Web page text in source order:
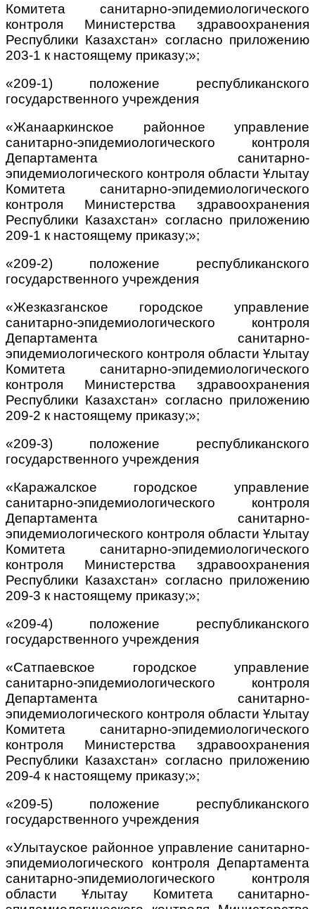
Комитета санитарно-эпидемиологического
контроля Министерства здравоохранения
Республики Казахстан» согласно приложению
203-1 к настоящему приказу;»;
«209-1) положение республиканского
государственного учреждения
«Жанааркинское районное управление
санитарно-эпидемиологического контроля
Департамента санитарно-
эпидемиологического контроля области Ұлытау
Комитета санитарно-эпидемиологического
контроля Министерства здравоохранения
Республики Казахстан» согласно приложению
209-1 к настоящему приказу;»;
«209-2) положение республиканского
государственного учреждения
«Жезказганское городское управление
санитарно-эпидемиологического контроля
Департамента санитарно-
эпидемиологического контроля области Ұлытау
Комитета санитарно-эпидемиологического
контроля Министерства здравоохранения
Республики Казахстан» согласно приложению
209-2 к настоящему приказу;»;
«209-3) положение республиканского
государственного учреждения
«Каражалское городское управление
санитарно-эпидемиологического контроля
Департамента санитарно-
эпидемиологического контроля области Ұлытау
Комитета санитарно-эпидемиологического
контроля Министерства здравоохранения
Республики Казахстан» согласно приложению
209-3 к настоящему приказу;»;
«209-4) положение республиканского
государственного учреждения
«Сатпаевское городское управление
санитарно-эпидемиологического контроля
Департамента санитарно-
эпидемиологического контроля области Ұлытау
Комитета санитарно-эпидемиологического
контроля Министерства здравоохранения
Республики Казахстан» согласно приложению
209-4 к настоящему приказу;»;
«209-5) положение республиканского
государственного учреждения
«Улытауское районное управление санитарно-
эпидемиологического контроля Департамента
санитарно-эпидемиологического контроля
области Ұлытау Комитета санитарно-